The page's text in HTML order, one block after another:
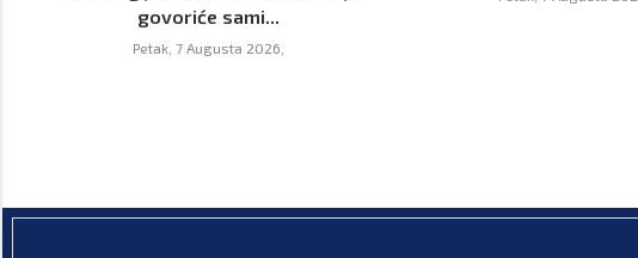
govoriće sami...
Petak, 7 Augusta 2026,